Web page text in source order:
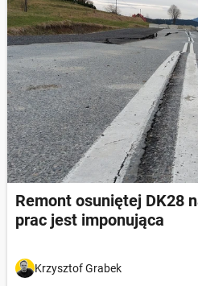
Remont osuniętej DK28
prac jest imponująca
Krzysztof Grabek